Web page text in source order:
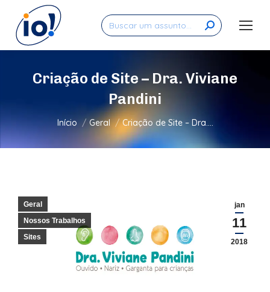
Search:
Criação de Site – Dra. Viviane
Pandini
Você está aqui:
Início Geral Criação de Site – Dra.…
jan
11
2018
Geral
Nossos Trabalhos
Sites